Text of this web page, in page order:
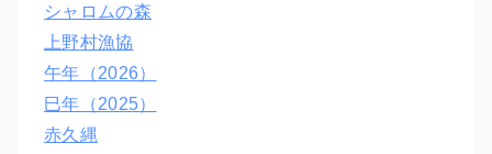
シャロムの森
上野村漁協
午年（2026）
巳年（2025）
赤久縄